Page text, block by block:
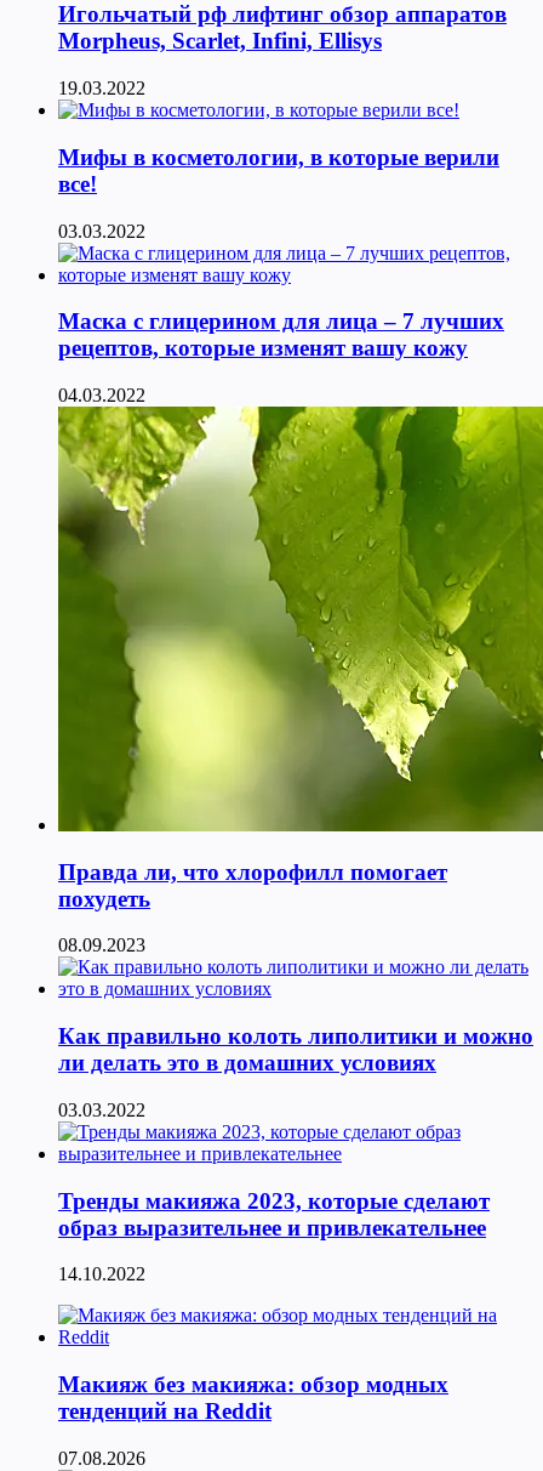
Игольчатый рф лифтинг обзор аппаратов
Morpheus, Scarlet, Infini, Ellisys
19.03.2022
Мифы в косметологии, в которые верили
все!
03.03.2022
Маска с глицерином для лица – 7 лучших
рецептов, которые изменят вашу кожу
04.03.2022
Правда ли, что хлорофилл помогает
похудеть
08.09.2023
Как правильно колоть липолитики и можно
ли делать это в домашних условиях
03.03.2022
Тренды макияжа 2023, которые сделают
образ выразительнее и привлекательнее
14.10.2022
Макияж без макияжа: обзор модных
тенденций на Reddit
07.08.2026